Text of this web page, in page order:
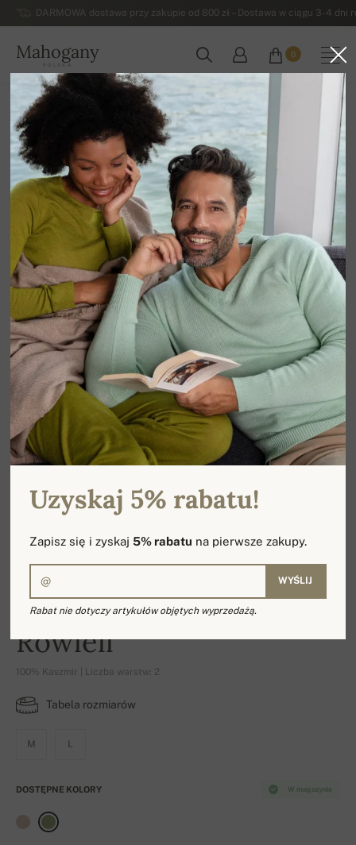
DARMOWA dostawa przy zakupie od 800 zł – Dostawa w ciągu 3-4
Mahogany
POLSKA
0
Strona główna
Męskie swetry z kaszmiru
Męskie kaszmirowe swetry na guziki
Rowlell
100% Kaszmir | Liczba warstw: 2
Tabela rozmiarów
M L
W magazynie
DOSTĘPNE KOLORY
Uzyskaj 5% rabatu!
Zapisz się i zyskaj5% rabatu na pierwsze zakupy.
WYŚLIJ
Rabat nie dotyczy artykułów objętych wyprzedażą.